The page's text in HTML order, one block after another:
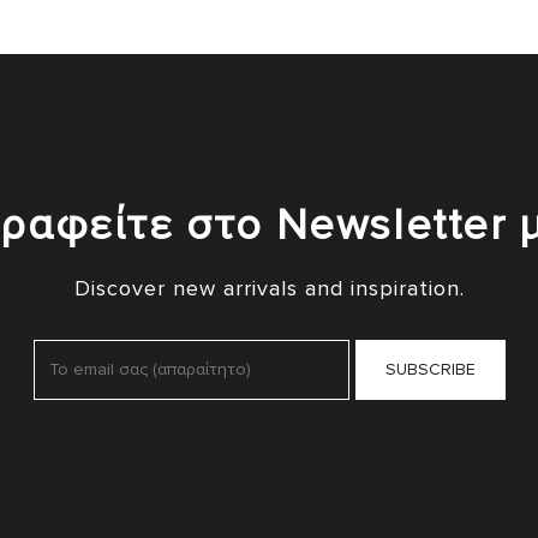
στο Newsletter
Discover new arrivals and inspiration.